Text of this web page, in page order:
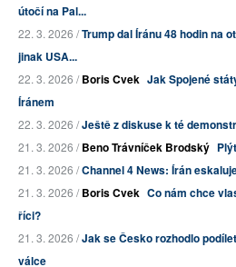
útočí na Pal...
22. 3. 2026 /Trump dal Íránu 48 hodin na
jinak USA...
22. 3. 2026 /Boris Cvek Jak Spojené
Íránem
22. 3. 2026 /Ještě z diskuse k té
21. 3. 2026 /Beno Trávníček Brodský
21. 3. 2026 /Channel 4 News: Írán
21. 3. 2026 /Boris Cvek Co nám chce
říci?
21. 3. 2026 /Jak se Česko rozhodlo
válce